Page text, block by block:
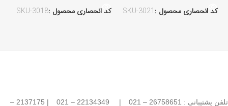
کد انحصاری محصول :SKU-3021 کد انحصاری محصول :SKU-3018
تلفن پشتیبانی : 26758651 – 021 |
| 2137175 –